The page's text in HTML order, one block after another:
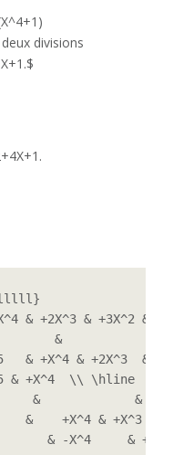
divisions
& +2X^3 & +3X^2 &
&          &              &
& +X^4 & +2X^3
& +X^4  \\ \hline
&             &
&    +X^4 & +X^3
& -X^4     &